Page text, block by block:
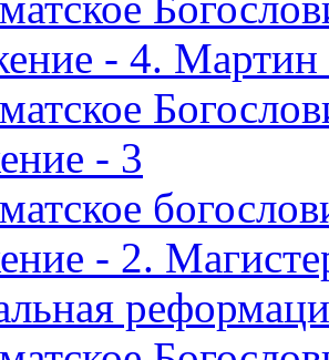
- 4.
- 3
- 2.